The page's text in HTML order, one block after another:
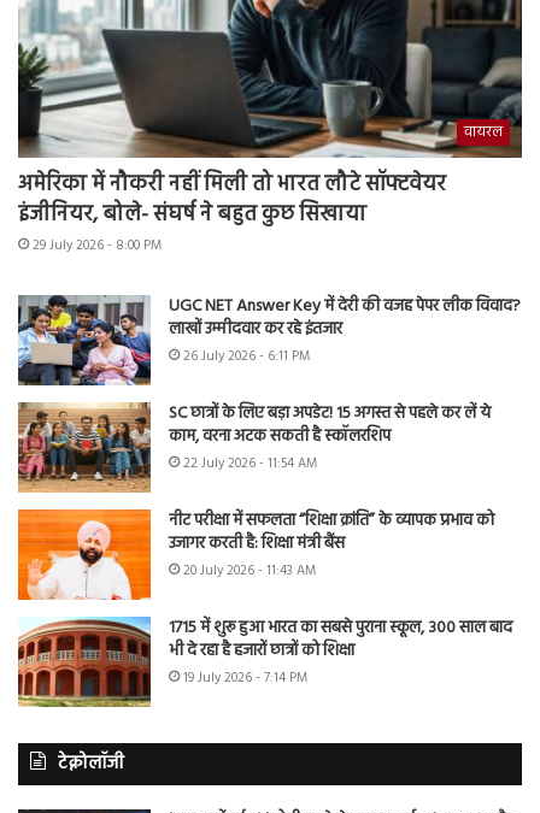
वायरल
अमेरिका में नौकरी नहीं मिली तो भारत लौटे सॉफ्टवेयर
इंजीनियर, बोले- संघर्ष ने बहुत कुछ सिखाया
29 July 2026 - 8:00 PM
UGC NET Answer Key में देरी की वजह पेपर लीक विवाद?
लाखों उम्मीदवार कर रहे इंतजार
26 July 2026 - 6:11 PM
SC छात्रों के लिए बड़ा अपडेट! 15 अगस्त से पहले कर लें ये
काम, वरना अटक सकती है स्कॉलरशिप
22 July 2026 - 11:54 AM
नीट परीक्षा में सफलता “शिक्षा क्रांति” के व्यापक प्रभाव को
उजागर करती है: शिक्षा मंत्री बैंस
20 July 2026 - 11:43 AM
1715 में शुरू हुआ भारत का सबसे पुराना स्कूल, 300 साल बाद
भी दे रहा है हजारों छात्रों को शिक्षा
19 July 2026 - 7:14 PM
टेक्नोलॉजी